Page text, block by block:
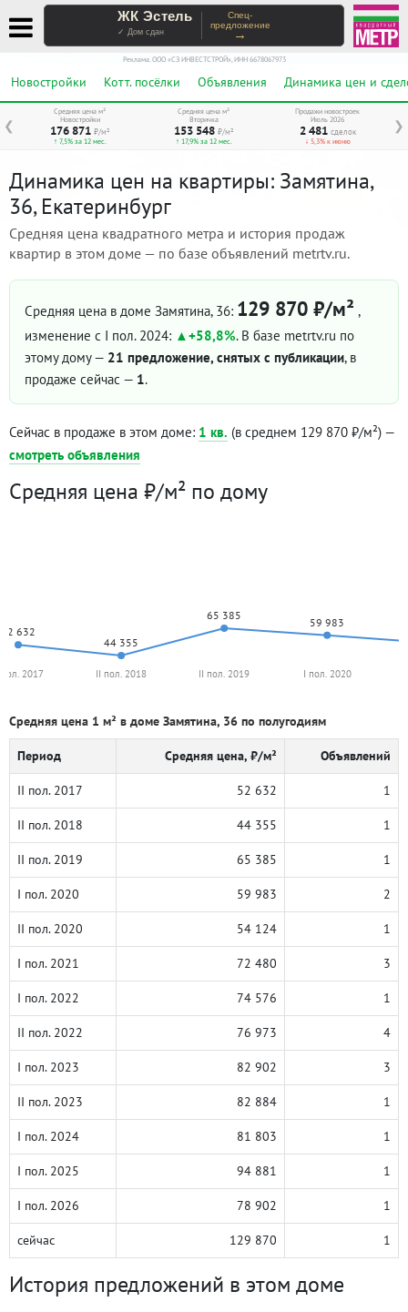
ЖК Эстель
✓ Дом сдан
Спец-
предложение
→
Реклама. ООО «СЗ ИНВЕСТСТРОЙ», ИНН 6678067973
Новостройки Котт. посёлки Объявления Динамика цен и
❮ ❯
Средняя цена м²
Новостройки
176 871 ₽/м²
↑ 7,5% за 12 мес.
Средняя цена м²
Вторичка
153 548 ₽/м²
↑ 17,9% за 12 мес.
Продажи новостроек
Июль 2026
2 481 сделок
↓ 5,3% к июню
Динамика цен на квартиры: Замятина,
36, Екатеринбург
Средняя цена квадратного метра и история продаж
квартир в этом доме — по базе объявлений metrtv.ru.
Средняя цена в доме Замятина, 36: 129 870 ₽/м² ,
изменение с I пол. 2024:
+58,8%. В базе metrtv.ru по
этому дому — 21 предложение, снятых с публикации, в
продаже сейчас — 1.
Сейчас в продаже в этом доме: 1 кв. (в среднем 129 870 ₽/м²) —
смотреть объявления
Средняя цена ₽/м² по дому
52 632
44 355
65 385
59 983
2017 II пол. 2018 II пол. 2019 I пол. 2020
Средняя цена 1 м² в доме Замятина, 36 по полугодиям
Период Средняя цена, ₽/м² Объявлений
II пол. 2017 52 632 1
II пол. 2018 44 355 1
II пол. 2019 65 385 1
I пол. 2020 59 983 2
II пол. 2020 54 124 1
I пол. 2021 72 480 3
I пол. 2022 74 576 1
II пол. 2022 76 973 4
I пол. 2023 82 902 3
II пол. 2023 82 884 1
I пол. 2024 81 803 1
I пол. 2025 94 881 1
I пол. 2026 78 902 1
сейчас 129 870 1
История предложений в этом доме